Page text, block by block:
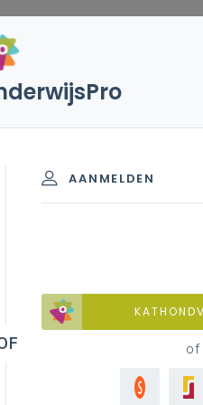
thema of daar volgde
moeten checken in
AANMELDEN
of